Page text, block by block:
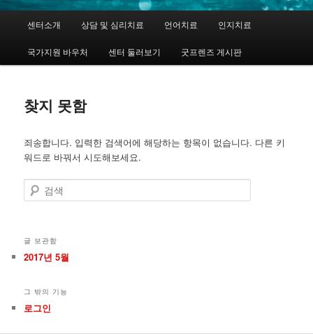
첫
번
컨
텐
로
뛰
넘
두
번
컨
텐
로
뛰
넘
센터소개 상담 및 심리치료 언어치료 인지치료
국가지원 바우처 센터 둘러보기 굿프렌즈 게시판
찾지 못함
죄송합니다. 입력한 검색어에 해당하는 항목이 없습니다. 다른 키
워드로 바꿔서 시도해보세요.
검
색
글 보관함
2017년 5월
그 밖의 기능
로그인